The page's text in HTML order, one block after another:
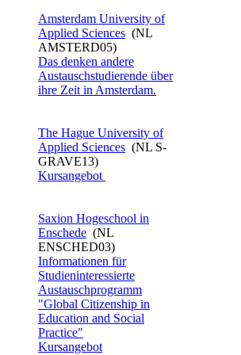
Amst​erdam University​ of
Applied Sciences (NL
AMSTERD05)
Das denken andere
Austauschstudierende über
ihre Zeit in Amsterdam.
The Hague University of
Applied Sciences (NL S-
GRAVE13)
Kursangebot​
Saxion Hogeschool in
Enschede (NL
ENSCHED03)
Informationen für
Studieninteressierte
Austauschprogramm
"Global Citizenship in
Education and Social
Practice"
Kursangebot